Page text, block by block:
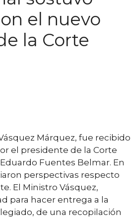
el nuevo
la Corte
Márquez, fue recibido
el presidente de la Corte
Fuentes Belmar. En
perspectivas respecto
El Ministro Vásquez,
para hacer entrega a la
de una recopilación